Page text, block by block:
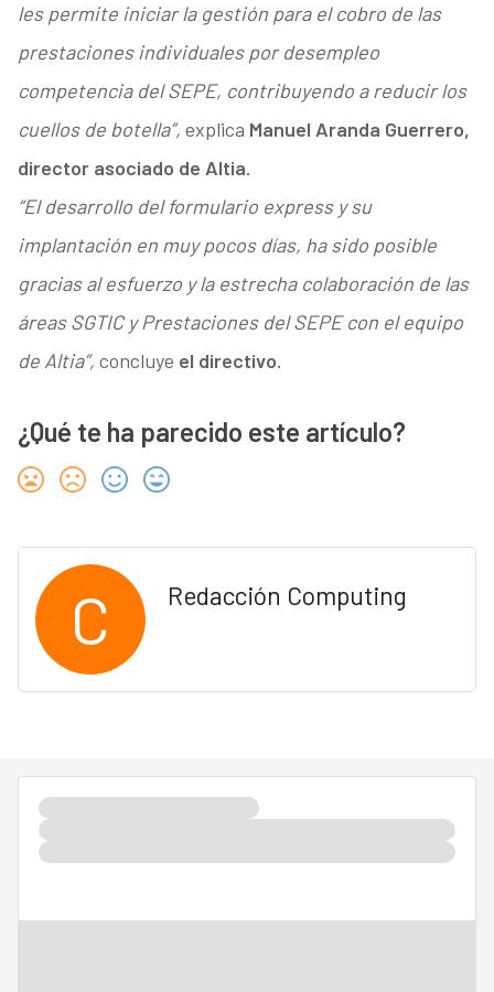
les permite iniciar la gestión para el cobro de las
prestaciones individuales por desempleo
competencia del SEPE, contribuyendo a reducir los
cuellos de botella”, explica Manuel Aranda Guerrero,
director asociado de Altia.
“El desarrollo del formulario express y su
implantación en muy pocos días, ha sido posible
gracias al esfuerzo y la estrecha colaboración de las
áreas SGTIC y Prestaciones del SEPE con el equipo
de Altia”, concluye el directivo.
¿Qué te ha parecido este artículo?
C Redacción Computing